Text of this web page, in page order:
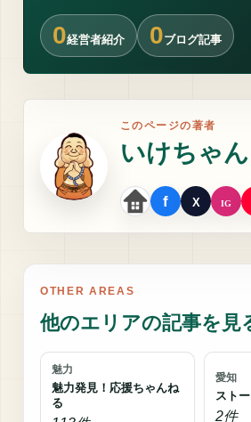
0経営者紹介 0ブログ記事
このページの著者
いけちゃん
OTHER AREAS
他のエリアの記事を見
魅力
魅力発見！応援ちゃんね
る
愛知
スト
2件